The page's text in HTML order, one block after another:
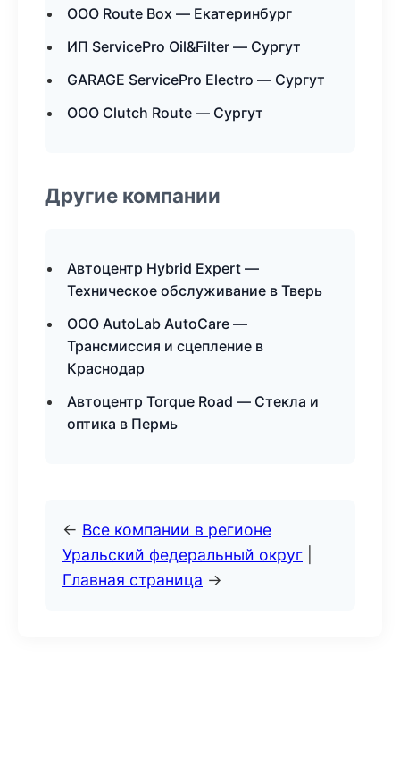
ООО Route Box — Екатеринбург
ИП ServicePro Oil&Filter — Сургут
GARAGE ServicePro Electro — Сургут
ООО Clutch Route — Сургут
Другие компании
Автоцентр Hybrid Expert —
Техническое обслуживание в Тверь
ООО AutoLab AutoCare —
Трансмиссия и сцепление в
Краснодар
Автоцентр Torque Road — Стекла и
оптика в Пермь
← Все компании в регионе
Уральский федеральный округ
Главная страница →